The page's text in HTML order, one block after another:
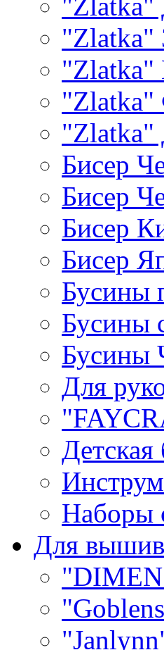
"Zlatka"
"Zlatka"
"Zlatka"
"Zlatka"
Бисер
Бисер
Бисер
Бисер
Бусины
Бусины
Бусины
Для
Наборы
Для